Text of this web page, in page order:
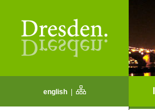
english|